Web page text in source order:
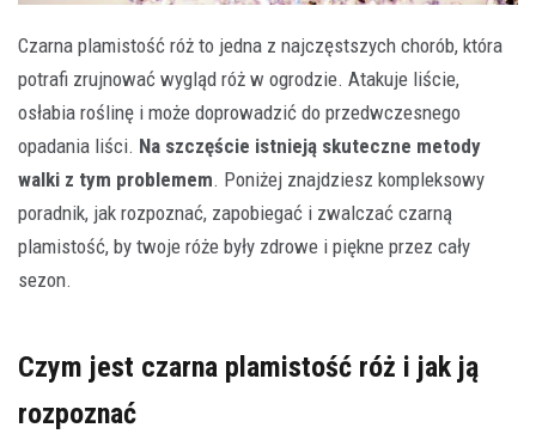
Czarna plamistość róż to jedna z najczęstszych chorób, która
potrafi zrujnować wygląd róż w ogrodzie. Atakuje liście,
osłabia roślinę i może doprowadzić do przedwczesnego
opadania liści. Na szczęście istnieją skuteczne metody
walki z tym problemem. Poniżej znajdziesz kompleksowy
poradnik, jak rozpoznać, zapobiegać i zwalczać czarną
plamistość, by twoje róże były zdrowe i piękne przez cały
sezon.
Czym jest czarna plamistość róż i jak ją
rozpoznać